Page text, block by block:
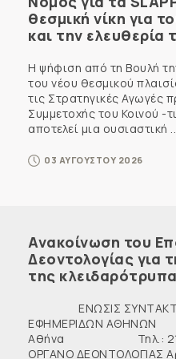
θεσμική νίκη για
και την ελευθερία
Η ψήφιση από τη Βουλή
του νέου θεσμικού
τις Στρατηγικές Αγωγές
Συμμετοχής του Κοινού -
αποτελεί μια ουσιαστική
03 ΑΥΓΟΥΣΤΟΥ 2026
Ανακοίνωση του
Δεοντολογίας για
της
ΕΝΩΣΙΣ
ΕΦΗΜΕΡΙΔΩΝ ΑΘΗΝΩΝ
Αθήνα Τηλ.: 210
ΟΡΓΑΝΟ ΔΕΟΝΤΟΛΟΓΙΑΣ